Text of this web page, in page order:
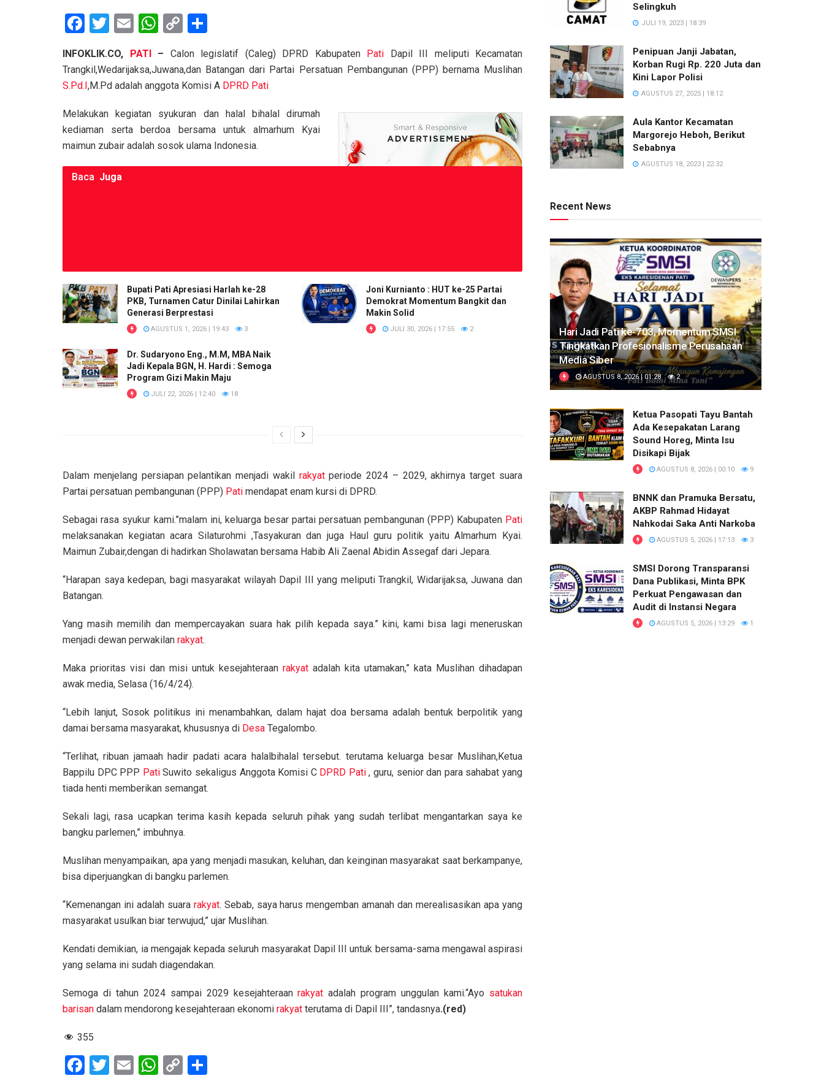
F
ce
b
o
k
T
tt
er
E
ail
W
at
s
p
p
C
py
Li
k
ar
e
INFOKLIK.CO, PATI– Calon legislatif (Caleg) DPRD Kabupaten Pati Dapil III meliputi Kecamatan
Trangkil,Wedarijaksa,Juwana,dan Batangan dari Partai Persatuan Pembangunan (PPP) bernama Muslihan
S.Pd.I,M.Pd adalah anggota Komisi A DPRD Pati
Melakukan kegiatan syukuran dan halal bihalal dirumah
kediaman serta berdoa bersama untuk almarhum Kyai
maimun zubair adalah sosok ulama Indonesia.
Baca Juga
Bupati Pati Apresiasi Harlah ke-28
PKB, Turnamen Catur Dinilai Lahirkan
Generasi Berprestasi
AGUSTUS 1, 2026 | 19:43 3
Joni Kurnianto : HUT ke-25 Partai
Demokrat Momentum Bangkit dan
Makin Solid
JULI 30, 2026 | 17:55 2
Dr. Sudaryono Eng., M.M, MBA Naik
Jadi Kepala BGN, H. Hardi : Semoga
Program Gizi Makin Maju
JULI 22, 2026 | 12:40 18
Dalam menjelang persiapan pelantikan menjadi wakil rakyatperiode 2024 – 2029, akhirnya target suara
Partai persatuan pembangunan (PPP) Pati mendapat enam kursi di DPRD.
Sebagai rasa syukur kami.”malam ini, keluarga besar partai persatuan pembangunan (PPP) Kabupaten Pati
melaksanakan kegiatan acara Silaturohmi ,Tasyakuran dan juga Haul guru politik yaitu Almarhum Kyai.
Maimun Zubair,dengan di hadirkan Sholawatan bersama Habib Ali Zaenal Abidin Assegaf dari Jepara.
“Harapan saya kedepan, bagi masyarakat wilayah Dapil III yang meliputi Trangkil, Widarijaksa, Juwana dan
Batangan.
Yang masih memilih dan mempercayakan suara hak pilih kepada saya.” kini, kami bisa lagi meneruskan
menjadi dewan perwakilan rakyat.
Maka prioritas visi dan misi untuk kesejahteraan rakyat adalah kita utamakan,” kata Muslihan dihadapan
awak media, Selasa (16/4/24).
“Lebih lanjut, Sosok politikus ini menambahkan, dalam hajat doa bersama adalah bentuk berpolitik yang
damai bersama masyarakat, khususnya di Desa Tegalombo.
“Terlihat, ribuan jamaah hadir padati acara halalbihalal tersebut. terutama keluarga besar Muslihan,Ketua
Bappilu DPC PPP PatiSuwito sekaligus Anggota Komisi C DPRD Pati, guru, senior dan para sahabat yang
tiada henti memberikan semangat.
Sekali lagi, rasa ucapkan terima kasih kepada seluruh pihak yang sudah terlibat mengantarkan saya ke
bangku parlemen,” imbuhnya.
Muslihan menyampaikan, apa yang menjadi masukan, keluhan, dan keinginan masyarakat saat berkampanye,
bisa diperjuangkan di bangku parlemen.
“Kemenangan ini adalah suara rakyat. Sebab, saya harus mengemban amanah dan merealisasikan apa yang
masyarakat usulkan biar terwujud,” ujar Muslihan.
Kendati demikian, ia mengajak kepada seluruh masyarakat Dapil III untuk bersama-sama mengawal aspirasi
yang selama ini sudah diagendakan.
Semoga di tahun 2024 sampai 2029 kesejahteraanrakyat adalah program unggulan kami.“Ayo satukan
barisan dalam mendorong kesejahteraan ekonomi rakyat terutama di Dapil III”, tandasnya.(red)
355
F
T
E
W C
Selingkuh
JULI 19, 2023 | 18:39
Penipuan Janji Jabatan,
Korban Rugi Rp. 220 Juta dan
Kini Lapor Polisi
AGUSTUS 27, 2025 | 18:12
Aula Kantor Kecamatan
Margorejo Heboh, Berikut
Sebabnya
AGUSTUS 18, 2023 | 22:32
Recent News
Hari Jadi Pati ke-703, Momentum SMSI
Tingkatkan Profesionalisme Perusahaan
Media Siber
AGUSTUS 8, 2026 | 01:28 2
Ketua Pasopati Tayu Bantah
Ada Kesepakatan Larang
Sound Horeg, Minta Isu
Disikapi Bijak
AGUSTUS 8, 2026 | 00:10 9
BNNK dan Pramuka Bersatu,
AKBP Rahmad Hidayat
Nahkodai Saka Anti Narkoba
AGUSTUS 5, 2026 | 17:13 3
SMSI Dorong Transparansi
Dana Publikasi, Minta BPK
Perkuat Pengawasan dan
Audit di Instansi Negara
AGUSTUS 5, 2026 | 13:29 1